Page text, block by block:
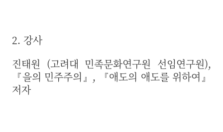
2. 강사
진태원 (고려대 민족문화연구원 선임연구원),
『을의 민주주의』, 『애도의 애도를 위하여』
저자